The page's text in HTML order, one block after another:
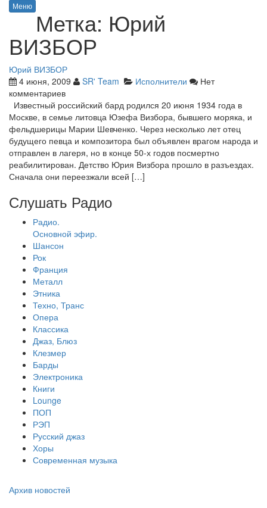
Меню
Метка: Юрий
ВИЗБОР
Юрий ВИЗБОР
4 июня, 2009
SR' Team Исполнители
Нет
комментариев
Известный российский бард родился 20 июня 1934 года в
Москве, в семье литовца Юзефа Визбора, бывшего моряка, и
фельдшерицы Марии Шевченко. Через несколько лет отец
будущего певца и композитора был объявлен врагом народа и
отправлен в лагеря, но в конце 50-х годов посмертно
реабилитирован. Детство Юрия Визбора прошло в разъездах.
Сначала они переезжали всей […]
Слушать Радио
Радио.
Основной эфир.
Шансон
Рок
Франция
Металл
Этника
Техно, Транс
Опера
Классика
Джаз, Блюз
Клезмер
Барды
Электроника
Книги
Lounge
ПОП
РЭП
Русский джаз
Хоры
Современная музыка
Архив новостей